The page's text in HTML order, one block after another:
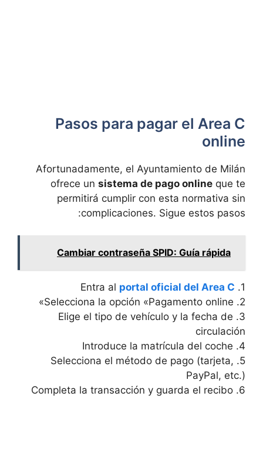
Pasos para pagar⁤ el Area C
online
Afortunadamente, el⁤ Ayuntamiento de Milán‌
ofrece un sistema de pago online que ⁢te
permitirá cumplir con esta ⁢normativa ⁢sin
complicaciones. Sigue​ estos ‌pasos:
Cambiar contraseña SPID: Guía rápida
1. Entra al
portal oficial del ⁤Area C
2. Selecciona la opción «Pagamento online»
3. Elige el tipo de vehículo y la fecha de
circulación
4. Introduce la matrícula del ⁢coche
5. Selecciona el método de pago (tarjeta,
PayPal, etc.)
6. Completa la transacción⁢ y guarda el recibo